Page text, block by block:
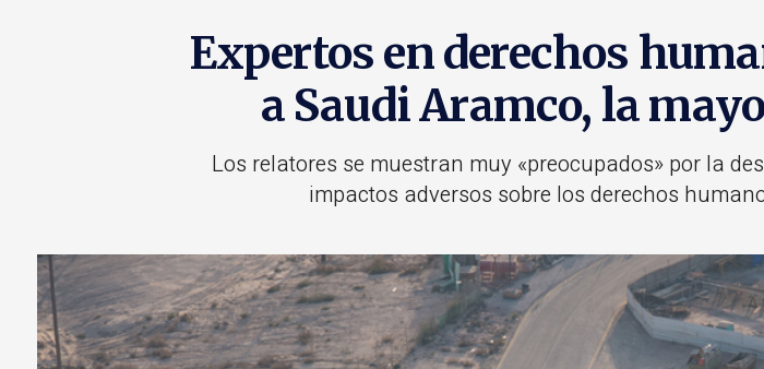
Expertos en derechos
a Saudi Aramco, la
Los relatores se muestran muy «preocupados» por la
impactos adversos sobre los derechos